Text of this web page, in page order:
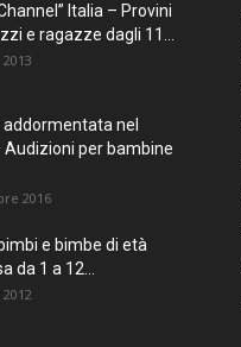
Italia – Provini
e ragazze dagli 11...
addormentata nel
Audizioni per bambine
2016
e bimbe di età
da 1 a 12...